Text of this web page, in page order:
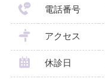
電話番号
アクセス
休診日